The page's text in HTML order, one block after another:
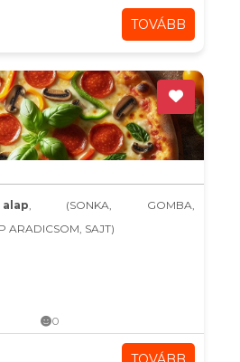
TOVÁBB
, (SONKA, GOMBA,
ARADICSOM, SAJT)
0